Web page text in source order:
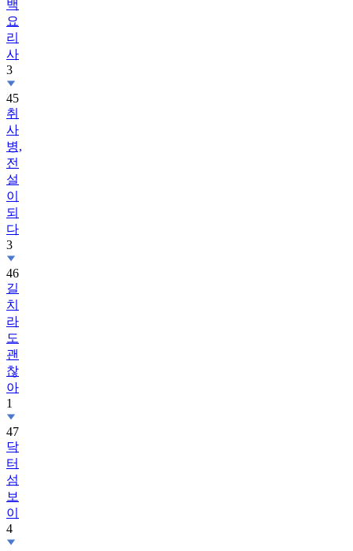
리
사
3
45
취
사
병,
전
설
이
되
다
3
46
길
치
라
도
괜
찮
아
1
47
닥
터
섬
보
이
4
48
은